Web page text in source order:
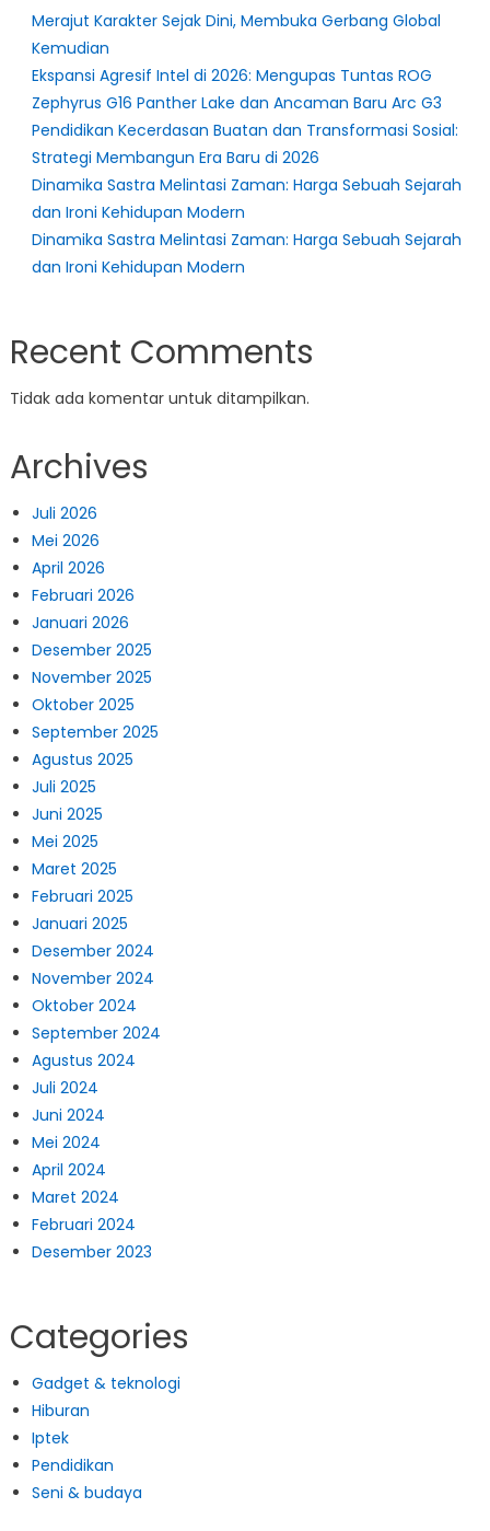
Merajut Karakter Sejak Dini, Membuka Gerbang Global
Kemudian
Ekspansi Agresif Intel di 2026: Mengupas Tuntas ROG
Zephyrus G16 Panther Lake dan Ancaman Baru Arc G3
Pendidikan Kecerdasan Buatan dan Transformasi Sosial:
Strategi Membangun Era Baru di 2026
Dinamika Sastra Melintasi Zaman: Harga Sebuah Sejarah
dan Ironi Kehidupan Modern
Dinamika Sastra Melintasi Zaman: Harga Sebuah Sejarah
dan Ironi Kehidupan Modern
Recent Comments
Tidak ada komentar untuk ditampilkan.
Archives
Juli 2026
Mei 2026
April 2026
Februari 2026
Januari 2026
Desember 2025
November 2025
Oktober 2025
September 2025
Agustus 2025
Juli 2025
Juni 2025
Mei 2025
Maret 2025
Februari 2025
Januari 2025
Desember 2024
November 2024
Oktober 2024
September 2024
Agustus 2024
Juli 2024
Juni 2024
Mei 2024
April 2024
Maret 2024
Februari 2024
Desember 2023
Categories
Gadget & teknologi
Hiburan
Iptek
Pendidikan
Seni & budaya